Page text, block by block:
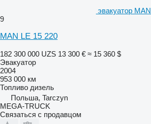
эвакуатор
9
MAN LE 15 220
182 300 000 UZS 13 300 € ≈ 15 360 $
Эвакуатор
2004
953 000 км
Топливо дизель
Польша, Tarczyn
MEGA-TRUCK
Связаться с продавцом